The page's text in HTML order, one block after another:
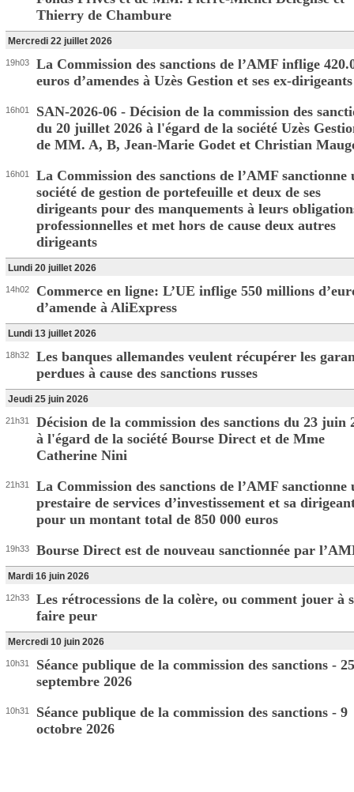
Thierry de Chambure
Mercredi 22 juillet 2026
19h03
La Commission des sanctions de l’AMF inflige
euros d’amendes à Uzès Gestion et ses ex-dirigeants
16h01
SAN-2026-06 - Décision de la commission des
du 20 juillet 2026 à l'égard de la société Uzès
de MM. A, B, Jean-Marie Godet et Christian
16h01
La Commission des sanctions de l’AMF sanctionne
société de gestion de portefeuille et deux de ses
dirigeants pour des manquements à leurs
professionnelles et met hors de cause deux autres
dirigeants
Lundi 20 juillet 2026
14h02
Commerce en ligne: L’UE inflige 550 millions
d’amende à AliExpress
Lundi 13 juillet 2026
18h32
Les banques allemandes veulent récupérer les
perdues à cause des sanctions russes
Jeudi 25 juin 2026
21h31
Décision de la commission des sanctions du 23 juin
à l'égard de la société Bourse Direct et de Mme
Catherine Nini
21h31
La Commission des sanctions de l’AMF sanctionne
prestaire de services d’investissement et sa
pour un montant total de 850 000 euros
19h33 Bourse Direct est de nouveau sanctionnée par
Mardi 16 juin 2026
12h33
Les rétrocessions de la colère, ou comment jouer à
faire peur
Mercredi 10 juin 2026
10h31
Séance publique de la commission des sanctions - 25
septembre 2026
10h31
Séance publique de la commission des sanctions - 9
octobre 2026